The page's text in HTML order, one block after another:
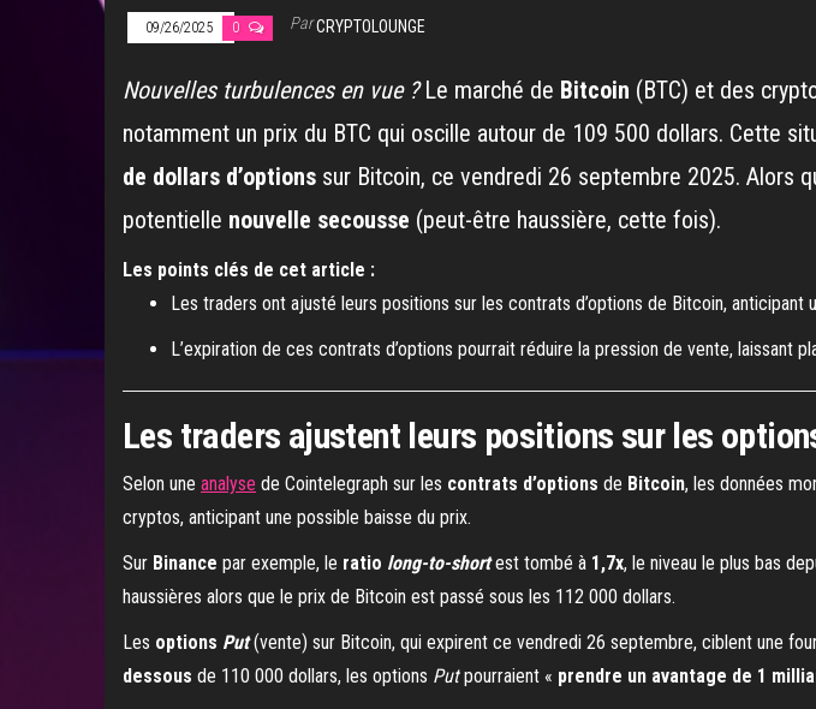
09/26/2025 0 ParCRYPTOLOUNGE
Nouvelles turbulences en vue ?Le marché de Bitcoin (BTC) et des
notamment un prix du BTC qui oscille autour de 109 500 dollars. Cette
de dollars d’options sur Bitcoin, ce vendredi 26 septembre 2025. Alors
potentielle nouvelle secousse (peut-être haussière, cette fois).
Les points clés de cet article :
Les traders ont ajusté leurs positions sur les contrats d’options de Bitcoin,
L’expiration de ces contrats d’options pourrait réduire la pression de vente,
Les traders ajustent leurs positions sur les
Selon une analyse de Cointelegraph sur les contrats d’options de Bitcoin, les données
cryptos, anticipant une possible baisse du prix.
Sur Binance par exemple, le ratio long-to-shortest tombé à 1,7x, le niveau le plus bas
haussières alors que le prix de Bitcoin est passé sous les 112 000 dollars.
Les options Put(vente) sur Bitcoin, qui expirent ce vendredi 26 septembre, ciblent une
dessous de 110 000 dollars, les options Putpourraient « prendre un avantage de 1